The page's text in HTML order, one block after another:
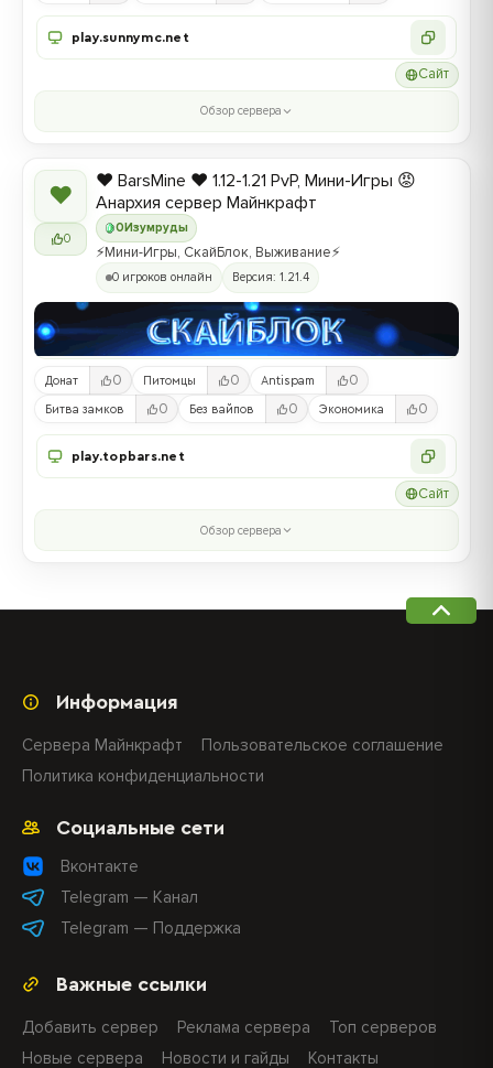
play.sunnymc.net
Сайт
Обзор сервера
❤
0
0 Изумруды
❤️ BarsMine ❤️ 1.12-1.21 PvP, Мини-Игры 😡
Анархия сервер Майнкрафт
⚡Мини-Игры, СкайБлок, Выживание⚡
0 игроков онлайн Версия: 1.21.4
Донат 0 Питомцы 0 Antispam 0
Битва замков 0 Без вайпов 0 Экономика 0
play.topbars.net
Сайт
Обзор сервера
Важные ссылки
Добавить сервер Реклама сервера
Топ серверов
Новые сервера
Новости и гайды Контакты
Социальные сети
Вконтакте
Telegram — Канал
Telegram — Поддержка
Информация
Сервера Майнкрафт
Пользовательское соглашение
Политика конфиденциальности